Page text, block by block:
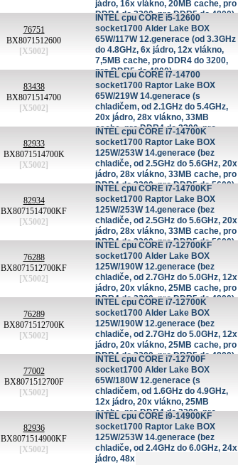
jádro, 16x vlákno, 20MB cache, pro
DDR4 do 3200, pro DDR5 do 4800)
76751
BX8071512600
[X5002]
INTEL cpu CORE i5-12600
socket1700 Alder Lake BOX
65W/117W 12.generace (od 3.3GHz
do 4.8GHz, 6x jádro, 12x vlákno,
7,5MB cache, pro DDR4 do 3200,
pro DDR5 do 4800)
83438
BX8071514700
[X5002]
INTEL cpu CORE i7-14700
socket1700 Raptor Lake BOX
65W/219W 14.generace (s
chladičem, od 2.1GHz do 5.4GHz,
20x jádro, 28x vlákno, 33MB
cache, pro DDR4 do 3200, pro
DDR5 do 5600), grafika,
virtualizace
82933
BX8071514700K
[X5002]
INTEL cpu CORE i7-14700K
socket1700 Raptor Lake BOX
125W/253W 14.generace (bez
chladiče, od 2.5GHz do 5.6GHz, 20x
jádro, 28x vlákno, 33MB cache, pro
DDR4 do 3200, pro DDR5 do 5600)
82934
BX8071514700KF
[X5002]
INTEL cpu CORE i7-14700KF
socket1700 Raptor Lake BOX
125W/253W 14.generace (bez
chladiče, od 2.5GHz do 5.6GHz, 20x
jádro, 28x vlákno, 33MB cache, pro
DDR4 do 3200, pro DDR5 do 5600)
76288
BX8071512700KF
[X5002]
INTEL cpu CORE i7-12700KF
socket1700 Alder Lake BOX
125W/190W 12.generace (bez
chladiče, od 2.7GHz do 5.0GHz, 12x
jádro, 20x vlákno, 25MB cache, pro
DDR4 do 3200, pro DDR5 do 4800)
76289
BX8071512700K
[X5002]
INTEL cpu CORE i7-12700K
socket1700 Alder Lake BOX
125W/190W 12.generace (bez
chladiče, od 2.7GHz do 5.0GHz, 12x
jádro, 20x vlákno, 25MB cache, pro
DDR4 do 3200, pro DDR5 do 4800)
77002
BX8071512700F
[X5002]
INTEL cpu CORE i7-12700F
socket1700 Alder Lake BOX
65W/180W 12.generace (s
chladičem, od 1.6GHz do 4.9GHz,
12x jádro, 20x vlákno, 25MB
cache, pro DDR4 do 3200, pro
DDR5 do 4800)
82936
BX8071514900KF
[X5002]
INTEL cpu CORE i9-14900KF
socket1700 Raptor Lake BOX
125W/253W 14.generace (bez
chladiče, od 2.4GHz do 6.0GHz, 24x
jádro, 48x vlákno, 36MB cache, pro